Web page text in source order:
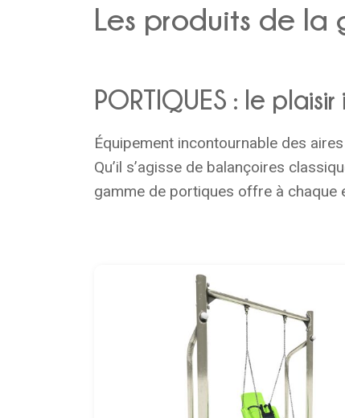
Les produits de la
PORTIQUES : le
Équipement incontournable des
Qu’il s’agisse de balançoires
gamme de portiques offre à chaque